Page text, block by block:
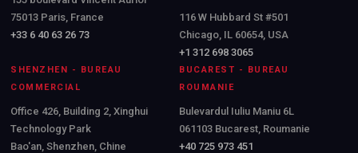
75013 Paris, France
+33 6 40 63 26 73
116 W Hubbard St #501
Chicago, IL 60654, USA
+1 312 698 3065
SHENZHEN - BUREAU
COMMERCIAL
Office 426, Building 2, Xinghui
Technology Park
Bao'an, Shenzhen, Chine
BUCAREST - BUREAU
ROUMANIE
Bulevardul Iuliu Maniu 6L
061103 Bucarest, Roumanie
+40 725 973 451